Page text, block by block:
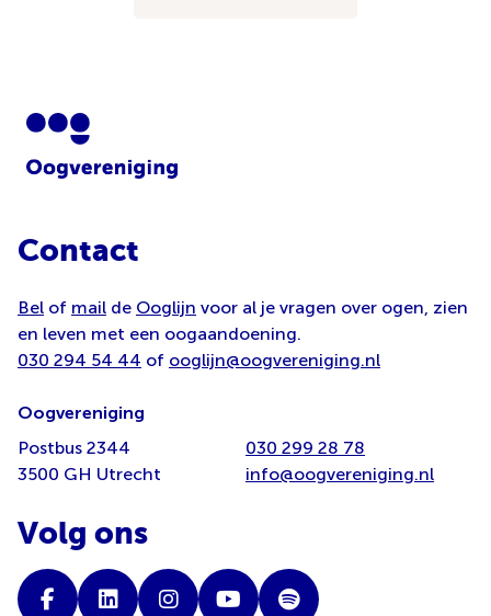
Contact
Bel of mail de Ooglijn voor al je vragen over ogen, zien
en leven met een oogaandoening.
030 294 54 44 of ooglijn@oogvereniging.nl
Oogvereniging
Postbus 2344
3500 GH Utrecht
030 299 28 78
info@oogvereniging.nl
Volg ons